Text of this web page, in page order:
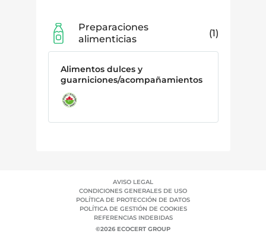
Preparaciones
alimenticias
1
Alimentos dulces y
guarniciones/acompañamientos
AVISO LEGAL
CONDICIONES GENERALES DE USO
POLÍTICA DE PROTECCIÓN DE DATOS
POLÍTICA DE GESTIÓN DE COOKIES
REFERENCIAS INDEBIDAS
©2026 ECOCERT GROUP